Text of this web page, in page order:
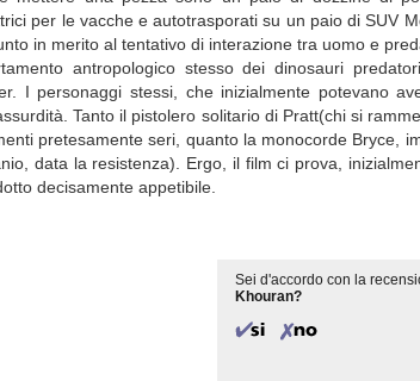
per le vacche e autotrasporati su un paio di SUV
in merito al tentativo di interazione tra uomo e
antropologico stesso dei dinosauri
I personaggi stessi, che inizialmente potevano
Tanto il pistolero solitario di Pratt(chi si
pretesamente seri, quanto la monocorde Bryce,
data la resistenza). Ergo, il film ci prova,
decisamente appetibile.
Sei d'accordo con la
Khouran?